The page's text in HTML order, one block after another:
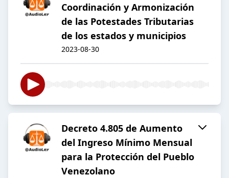
Coordinación y Armonización
de las Potestades Tributarias
de los estados y municipios
2023-08-30
Decreto 4.805 de Aumento
del Ingreso Mínimo Mensual
para la Protección del Pueblo
Venezolano